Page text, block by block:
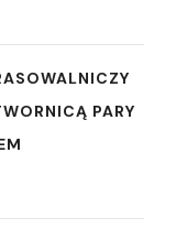
PARY